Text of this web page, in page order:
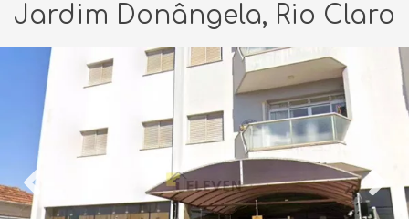
Jardim Donângela, Rio Claro